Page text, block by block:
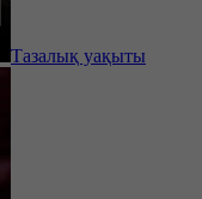
Тазалық уақыты